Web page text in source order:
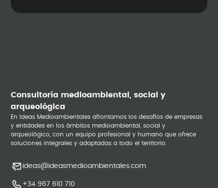
Consultoría medioambiental, social y
arqueológica
En Ideas Medioambientales afrontamos los desafíos de empresas
y entidades en los ámbitos medioambiental, social y
arqueológico, con un equipo profesional y humano que ofrece
soluciones integrales y adaptadas a todo el territorio.
ideas@ideasmedioambientales.com
+34 967 610 710